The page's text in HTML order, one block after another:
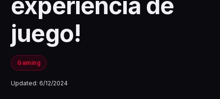
juego!
Gaming
Updated: 6/12/2024